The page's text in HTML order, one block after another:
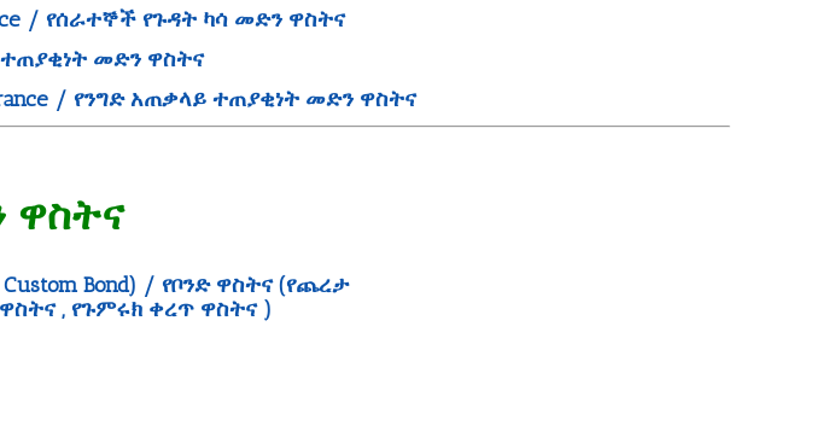
/ የሰራተኞች የጉዳት ካሳ መድን ዋስትና
ተጠያቂነት መድን ዋስትና
/ የንግድ አጠቃላይ ተጠያቂነት መድን ዋስትና
ዋስትና
Custom Bond) / የቦንድ ዋስትና (የጨረታ
, የጉምሩክ ቀረጥ ዋስትና )